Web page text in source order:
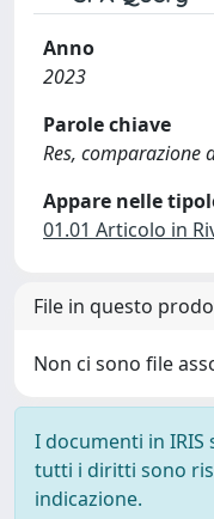
Anno
2023
Parole chiave
Res,
Appare nelle
01.01 Articolo in
File in questo
Non ci sono file
I documenti in
tutti i diritti sono
indicazione.